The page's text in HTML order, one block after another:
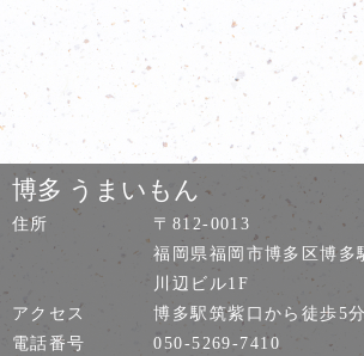
博多 うまいもん
住所
〒812-0013
福岡県福岡市博多区博多
川辺ビル1F
アクセス
博多駅筑紫口から徒歩5分
電話番号
050-5269-7410